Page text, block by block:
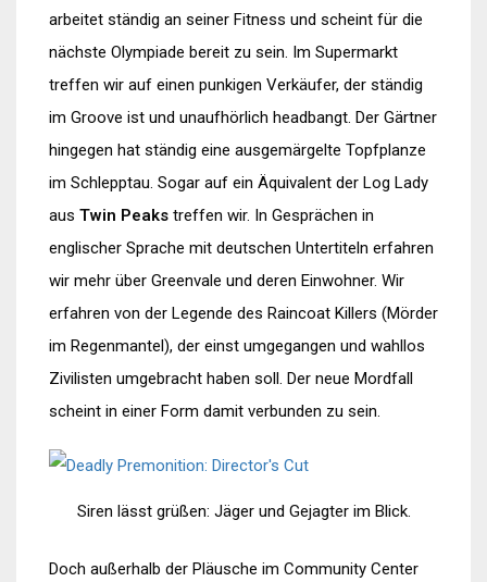
arbeitet ständig an seiner Fitness und scheint für die
nächste Olympiade bereit zu sein. Im Supermarkt
treffen wir auf einen punkigen Verkäufer, der ständig
im Groove ist und unaufhörlich headbangt. Der Gärtner
hingegen hat ständig eine ausgemärgelte Topfplanze
im Schlepptau. Sogar auf ein Äquivalent der Log Lady
aus Twin Peaks treffen wir. In Gesprächen in
englischer Sprache mit deutschen Untertiteln erfahren
wir mehr über Greenvale und deren Einwohner. Wir
erfahren von der Legende des Raincoat Killers (Mörder
im Regenmantel), der einst umgegangen und wahllos
Zivilisten umgebracht haben soll. Der neue Mordfall
scheint in einer Form damit verbunden zu sein.
Siren lässt grüßen: Jäger und Gejagter im Blick.
Doch außerhalb der Pläusche im Community Center